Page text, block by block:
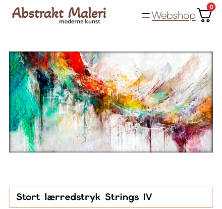
Spring
Webshop
0
Stort lærredstryk Strings IV